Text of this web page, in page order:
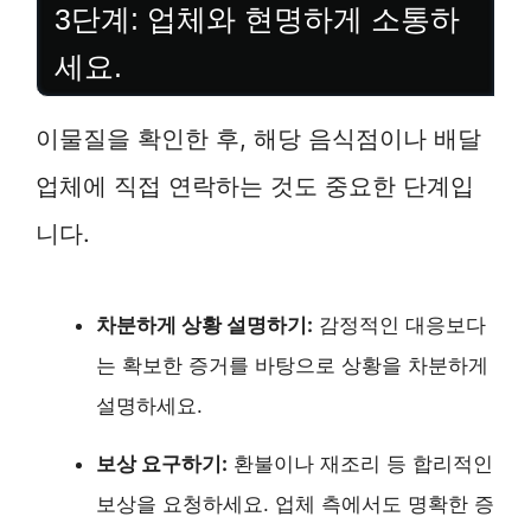
3단계: 업체와 현명하게 소통하
세요.
이물질을 확인한 후, 해당 음식점이나 배달
업체에 직접 연락하는 것도 중요한 단계입
니다.
차분하게 상황 설명하기: 감정적인 대응보다
는 확보한 증거를 바탕으로 상황을 차분하게
설명하세요.
보상 요구하기: 환불이나 재조리 등 합리적인
보상을 요청하세요. 업체 측에서도 명확한 증